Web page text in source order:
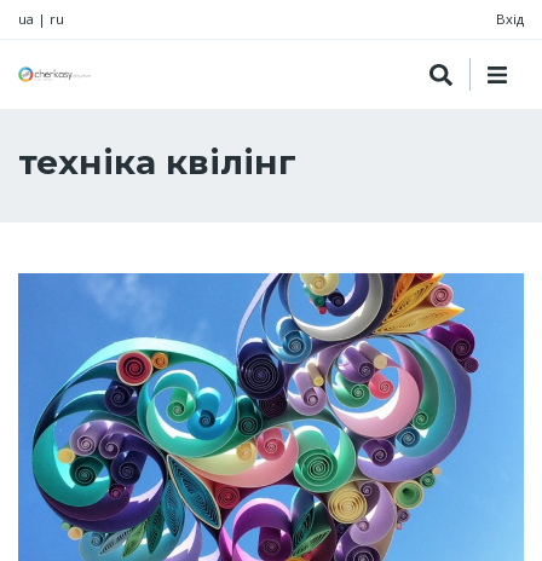
ua | ru Вхід
техніка квілінг